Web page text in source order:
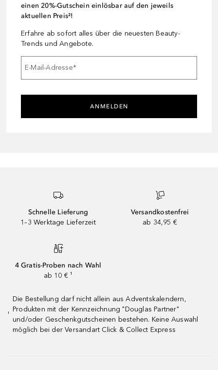
einen 20%-Gutschein einlösbar auf den jeweils
aktuellen Preis²!
Erfahre ab sofort alles über die neuesten Beauty-
Trends und Angebote.
E-Mail-Adresse*
ANMELDEN
Schnelle Lieferung
1–3 Werktage Lieferzeit
Versandkostenfrei
ab 34,95 €
4 Gratis-Proben nach Wahl
ab 10 € ¹
¹
Die Bestellung darf nicht allein aus Adventskalendern,
Produkten mit der Kennzeichnung "Douglas Partner"
und/oder Geschenkgutscheinen bestehen. Keine Auswahl
möglich bei der Versandart Click & Collect Express